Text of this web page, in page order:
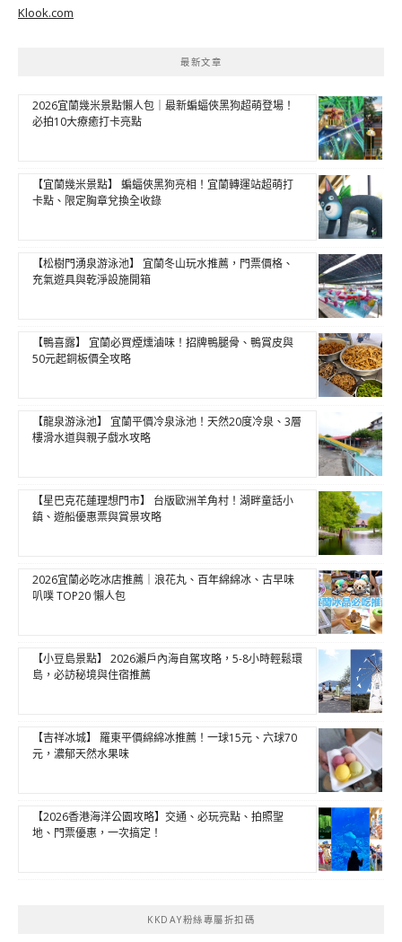
Klook.com
最新文章
2026宜蘭幾米景點懶人包｜最新蝙蝠俠黑狗超萌登場！
必拍10大療癒打卡亮點
【宜蘭幾米景點】 蝙蝠俠黑狗亮相！宜蘭轉運站超萌打
卡點、限定胸章兌換全收錄
【松樹門湧泉游泳池】 宜蘭冬山玩水推薦，門票價格、
充氣遊具與乾淨設施開箱
【鴨喜露】 宜蘭必買煙燻滷味！招牌鴨腿骨、鴨賞皮與
50元起銅板價全攻略
【龍泉游泳池】 宜蘭平價冷泉泳池！天然20度冷泉、3層
樓滑水道與親子戲水攻略
【星巴克花蓮理想門市】 台版歐洲羊角村！湖畔童話小
鎮、遊船優惠票與賞景攻略
2026宜蘭必吃冰店推薦｜浪花丸、百年綿綿冰、古早味
叭噗 TOP20 懶人包
【小豆島景點】 2026瀨戶內海自駕攻略，5-8小時輕鬆環
島，必訪秘境與住宿推薦
【吉祥冰城】 羅東平價綿綿冰推薦！一球15元、六球70
元，濃郁天然水果味
【2026香港海洋公園攻略】交通、必玩亮點、拍照聖
地、門票優惠，一次搞定！
KKDAY粉絲專屬折扣碼